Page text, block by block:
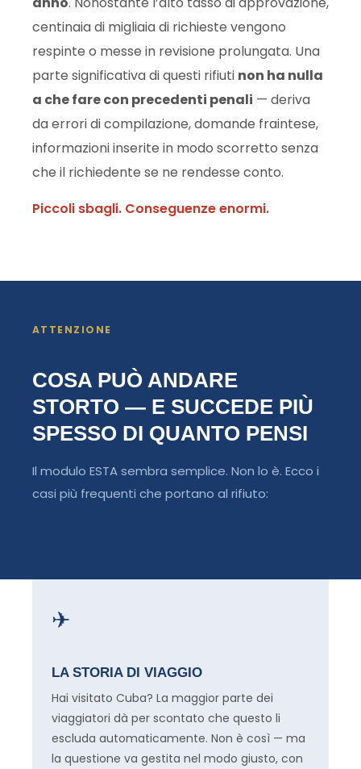
centinaia di migliaia di richieste vengono
respinte o messe in revisione prolungata. Una
parte significativa di questi rifiuti non ha nulla
a che fare con precedenti penali — deriva
da errori di compilazione, domande fraintese,
informazioni inserite in modo scorretto senza
che il richiedente se ne rendesse conto.
Piccoli sbagli. Conseguenze enormi.
ATTENZIONE
COSA PUÒ ANDARE
STORTO — E SUCCEDE PIÙ
SPESSO DI QUANTO PENSI
Il modulo ESTA sembra semplice. Non lo è. Ecco i
casi più frequenti che portano al rifiuto:
✈
LA STORIA DI VIAGGIO
Hai visitato Cuba? La maggior parte dei
viaggiatori dà per scontato che questo li
escluda automaticamente. Non è così — ma
la questione va gestita nel modo giusto, con